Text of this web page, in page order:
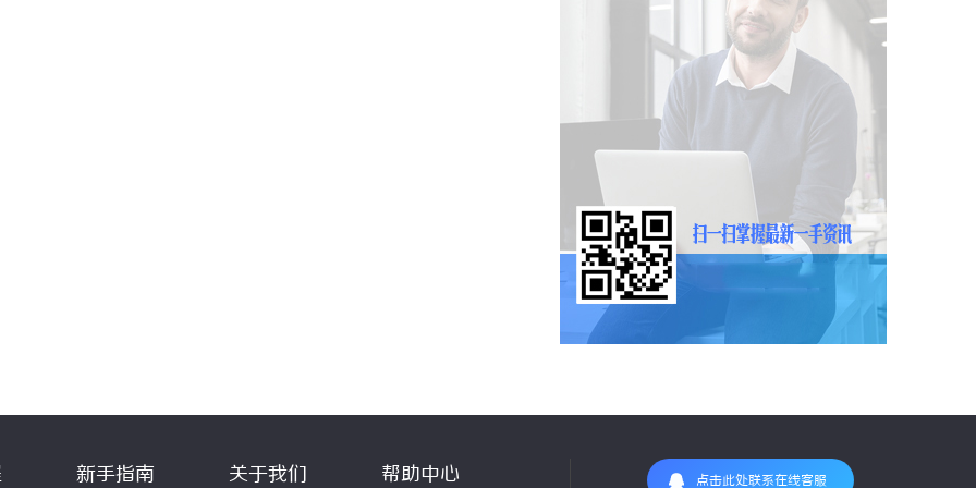
新手指南 关于我们 帮助中心 点击此处联系在线客服